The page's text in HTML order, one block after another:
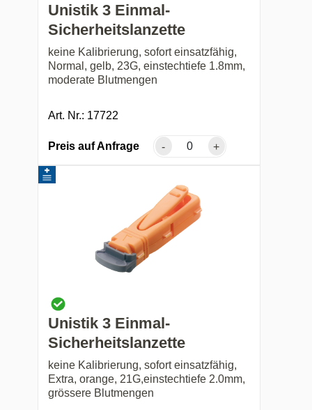
Unistik 3 Einmal-
Sicherheitslanzette
keine Kalibrierung, sofort einsatzfähig,
Normal, gelb, 23G, einstechtiefe 1.8mm,
moderate Blutmengen
Art. Nr.: 17722
Preis auf Anfrage - +
Unistik 3 Einmal-
Sicherheitslanzette
keine Kalibrierung, sofort einsatzfähig,
Extra, orange, 21G,einstechtiefe 2.0mm,
grössere Blutmengen